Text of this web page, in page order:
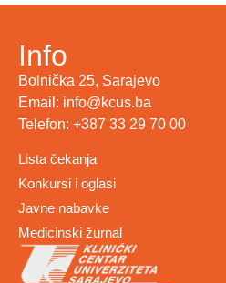
Info
Bolnička 25, Sarajevo
Email: info@kcus.ba
Telefon: +387 33 29 70 00
Lista čekanja
Konkursi i oglasi
Javne nabavke
Medicinski žurnal